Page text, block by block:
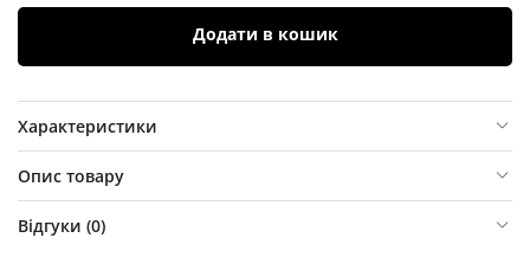
Додати в кошик
Характеристики
Опис товару
Відгуки (0)